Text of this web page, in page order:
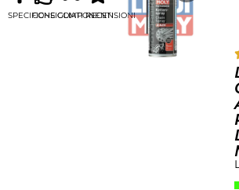
SPECIFICHECONSIGLIATICOMPONENTI
RECENSIONI